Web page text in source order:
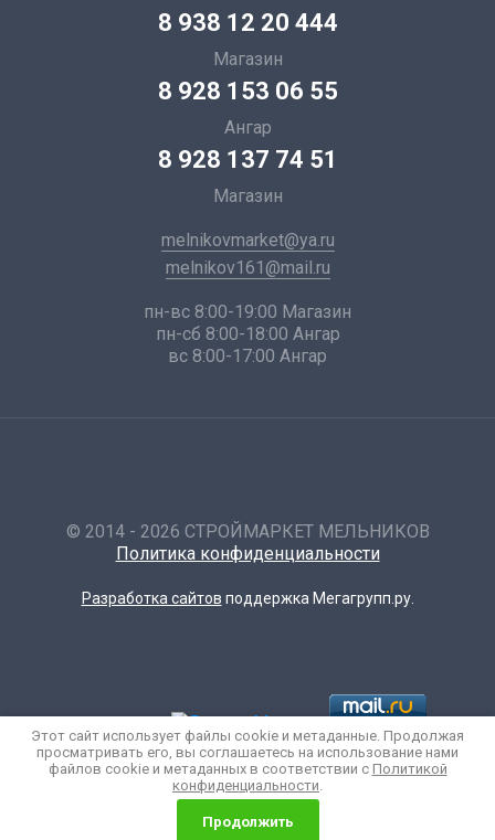
8 938 12 20 444
Магазин
8 928 153 06 55
Ангар
8 928 137 74 51
Магазин
melnikovmarket@ya.ru
melnikov161@mail.ru
пн-вс 8:00-19:00 Магазин
пн-сб 8:00-18:00 Ангар
вс 8:00-17:00 Ангар
© 2014 - 2026 СТРОЙМАРКЕТ МЕЛЬНИКОВ
Политика конфиденциальности
Разработка сайтов поддержка Мегагрупп.ру.
Этот сайт использует файлы cookie и метаданные. Продолжая
просматривать его, вы соглашаетесь на использование нами
файлов cookie и метаданных в соответствии с Политикой
конфиденциальности.
Продолжить